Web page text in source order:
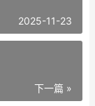
2025-11-23
下一篇 »